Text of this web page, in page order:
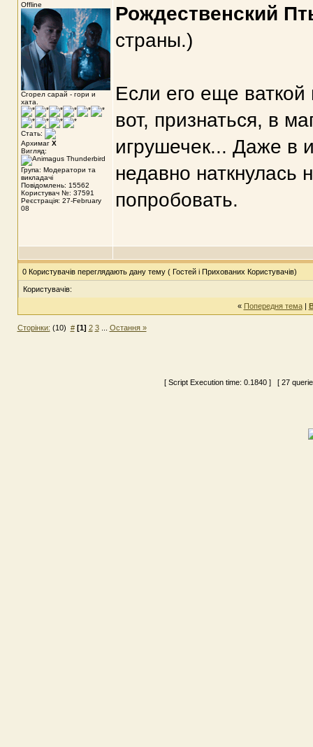
Offline
Сгорел сарай - гори и
хата.
Стать:
Архимаг X
Вигляд:
Група: Модератори та
викладачі
Повідомлень: 15562
Користувач №: 37591
Реєстрація: 27-February
08
Рождественский
страны.)
Если его еще
вот, признаться, в
игрушечек... Даже в
недавно
попробовать.
0 Користувачів переглядають дану тему ( Гостей і Прихованих Користувачів)
Користувачів:
« Попередня тема|
Сторінки: (10) # [1] 2 3... Остання »
[ Script Execution time: 0.1840 ] [ 27